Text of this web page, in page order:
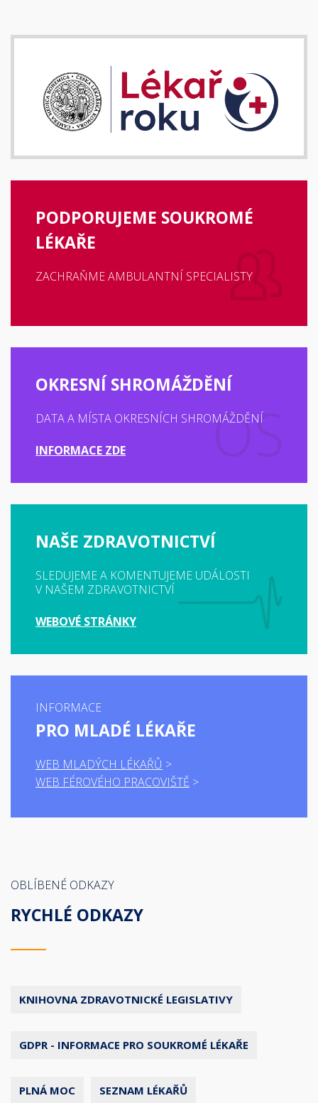
PODPORUJEME SOUKROMÉ
LÉKAŘE
ZACHRAŇME AMBULANTNÍ SPECIALISTY
OKRESNÍ SHROMÁŽDĚNÍ
DATA A MÍSTA OKRESNÍCH SHROMÁŽDĚNÍ
INFORMACE ZDE
NAŠE ZDRAVOTNICTVÍ
SLEDUJEME A KOMENTUJEME UDÁLOSTI
V NAŠEM ZDRAVOTNICTVÍ
WEBOVÉ STRÁNKY
INFORMACE
PRO MLADÉ LÉKAŘE
WEB MLADÝCH LÉKAŘŮ
WEB FÉROVÉHO PRACOVIŠTĚ
OBLÍBENÉ ODKAZY
RYCHLÉ ODKAZY
KNIHOVNA ZDRAVOTNICKÉ LEGISLATIVY
GDPR - INFORMACE PRO SOUKROMÉ LÉKAŘE
PLNÁ MOC SEZNAM LÉKAŘŮ